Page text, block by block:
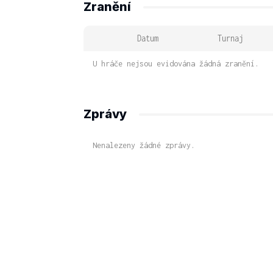
Zranění
Datum Turnaj
U hráče nejsou evidována žádná zranění.
Zprávy
Nenalezeny žádné zprávy.